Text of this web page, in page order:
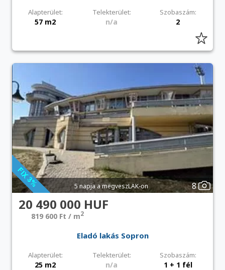
Alapterület: Telekterület: Szobaszám:
57 m2 n/a 2
5 napja a megveszLAK-on 8
20 490 000 HUF
819 600 Ft / m2
Eladó lakás Sopron
Alapterület: Telekterület: Szobaszám:
25 m2 n/a 1 + 1 fél